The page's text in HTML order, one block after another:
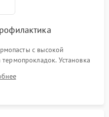
с высокой
Установка
Предварительная